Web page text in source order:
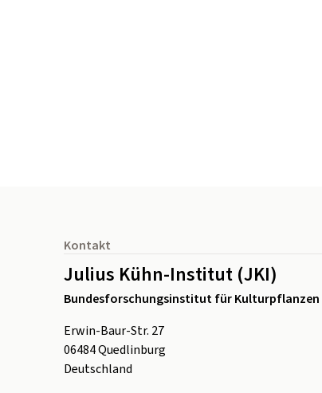
Kontakt
Julius Kühn-Institut (JKI)
Bundesforschungsinstitut für Kulturpflanzen
Erwin-Baur-Str. 27
06484Quedlinburg
Deutschland